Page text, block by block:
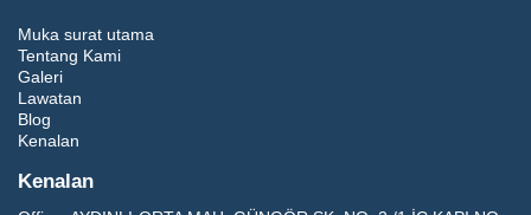
Muka surat utama
Tentang Kami
Galeri
Lawatan
Blog
Kenalan
Kenalan